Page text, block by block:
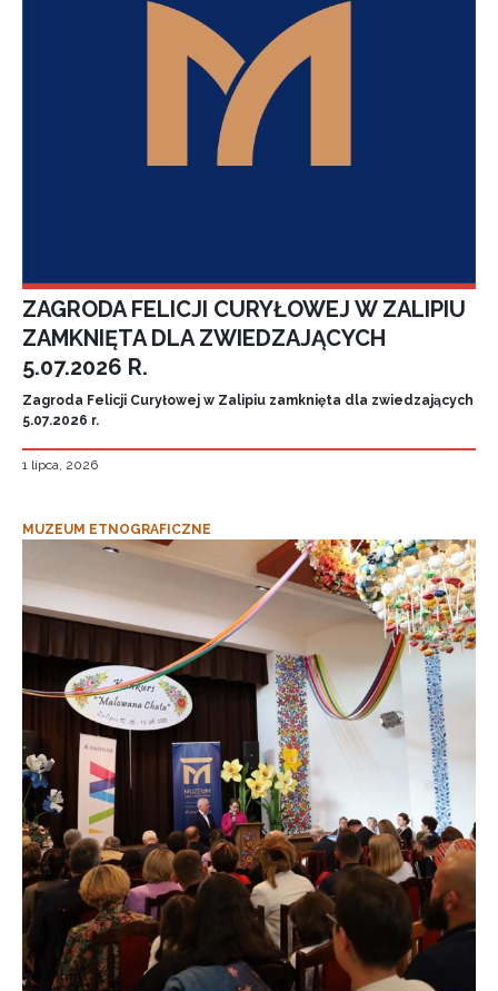
ZAGRODA FELICJI CURYŁOWEJ W ZALIPIU
ZAMKNIĘTA DLA ZWIEDZAJĄCYCH
5.07.2026 R.
Zagroda Felicji Curyłowej w Zalipiu zamknięta dla zwiedzających
5.07.2026 r.
1 lipca, 2026
MUZEUM ETNOGRAFICZNE